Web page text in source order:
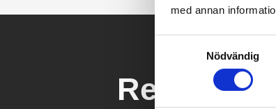
med annan
Nödvändig